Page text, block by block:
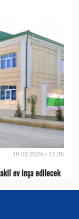
16.02.2024 - 11:35
ev inşa edilecek